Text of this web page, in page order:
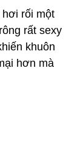
rối một
rất sexy
khuôn
hơn mà